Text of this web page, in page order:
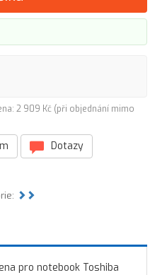
2 909 Kč (při objednání mimo
Dotazy
pro notebook Toshiba